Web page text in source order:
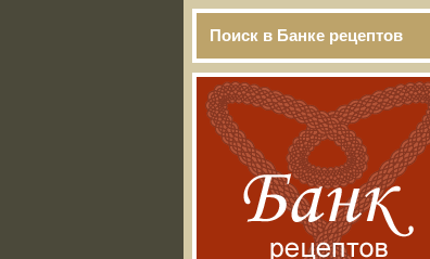
Поиск в Банке рецептов